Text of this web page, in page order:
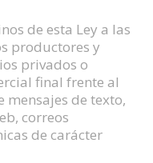
de esta Ley a las
productores y
privados o
final frente al
de texto,
correos
de carácter